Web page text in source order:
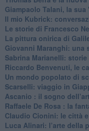
Giampaolo Talani, la
Il mio Kubrick:
Le storie di Francesco
​La pittura onirica di
​Giovanni Maranghi: una
Sabrina Marianelli: storie
​Riccardo Benvenuti, le
​Un mondo popolato di
​Scarselli: viaggio in
​Ascanio : il sogno
Raffaele De Rosa : la
​Claudio Cionini: le città
Luca Alinari: l’arte della